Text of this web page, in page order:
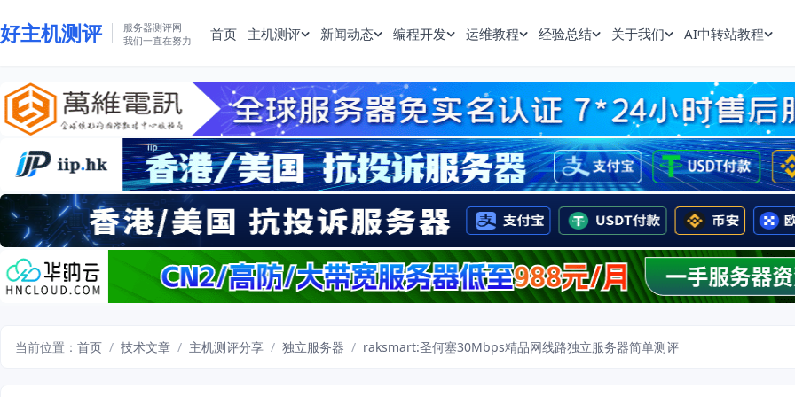
好主机测评
服务器测评网
我们一直在努力
首页 主机测评 新闻动态 编程开发 运维教程 经验总结 关于我们 AI中转站教程
当前位置： 首页 / 技术文章 / 主机测评分享 / 独立服务器 / raksmart:圣何塞30Mbps精品网线路独立服务器简单测评